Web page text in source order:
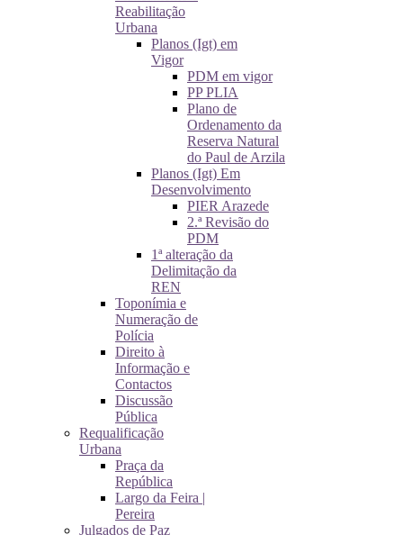
Reabilitação
Urbana
Planos (Igt) em
Vigor
PDM em vigor
PP PLIA
Plano de
Ordenamento da
Reserva Natural
do Paul de Arzila
Planos (Igt) Em
Desenvolvimento
PIER Arazede
2.ª Revisão do
PDM
1ª alteração da
Delimitação da
REN
Toponímia e
Numeração de
Polícia
Direito à
Informação e
Contactos
Discussão
Pública
Requalificação
Urbana
Praça da
República
Largo da Feira |
Pereira
Julgados de Paz